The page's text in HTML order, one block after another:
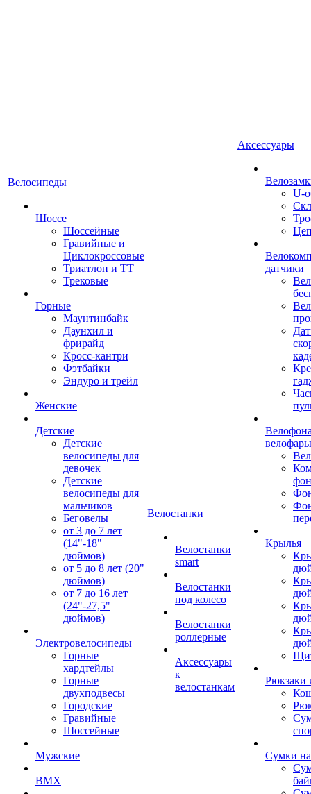
Велосипеды
Шоссе
Шоссейные
Гравийные и
Циклокроссовые
Триатлон и ТТ
Трековые
Горные
Маунтинбайк
Даунхил и
фрирайд
Кросс-кантри
Фэтбайки
Эндуро и трейл
Женские
Детские
Детские
велосипеды для
девочек
Детские
велосипеды для
мальчиков
Беговелы
от 3 до 7 лет
(14"-18"
дюймов)
от 5 до 8 лет (20"
дюймов)
от 7 до 16 лет
(24"-27,5"
дюймов)
Электровелосипеды
Горные
хардтейлы
Горные
двухподвесы
Городские
Гравийные
Шоссейные
Мужские
BMX
Велостанки
Велостанки
smart
Велостанки
под колесо
Велостанки
роллерные
Аксессуары
к
велостанкам
Аксессуары
U-
датчики
велофары
Крылья
Рюкзаки
Сумки